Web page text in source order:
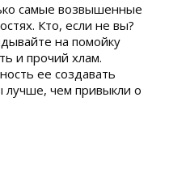
самые возвышенные
Кто, если не вы?
на помойку
и прочий хлам.
ее создавать
лучше, чем привыкли о